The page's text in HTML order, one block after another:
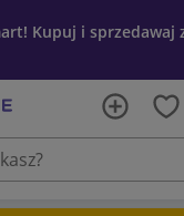
Kupuj i sprzedawaj